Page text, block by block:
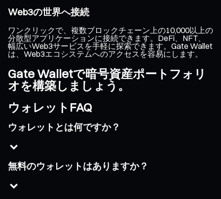
Web3の世界へ接続
ワンクリックで、複数ブロックチェーン上の10,000以上の
分散型アプリケーションに接続できます。DeFi、NFT、
幅広いWeb3サービスを手軽に探索できます。Gate Wallet
は、Web3エコシステムへのアクセスを容易にします。
Gate Walletで暗号資産ポートフォリ
オを構築しましょう。
ウォレットFAQ
ウォレットとは何ですか？
無料のウォレットはありますか？